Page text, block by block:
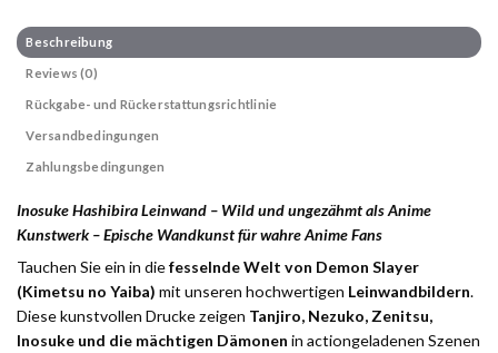
Beschreibung
Reviews (0)
Rückgabe- und Rückerstattungsrichtlinie
Versandbedingungen
Zahlungsbedingungen
Inosuke Hashibira Leinwand – Wild und ungezähmt als Anime
Kunstwerk – Epische Wandkunst für wahre Anime Fans
Tauchen Sie ein in diefesselnde Welt von Demon Slayer
(Kimetsu no Yaiba) mit unseren hochwertigen Leinwandbildern.
Diese kunstvollen Drucke zeigen Tanjiro, Nezuko, Zenitsu,
Inosuke und die mächtigen Dämonen in actiongeladenen Szenen